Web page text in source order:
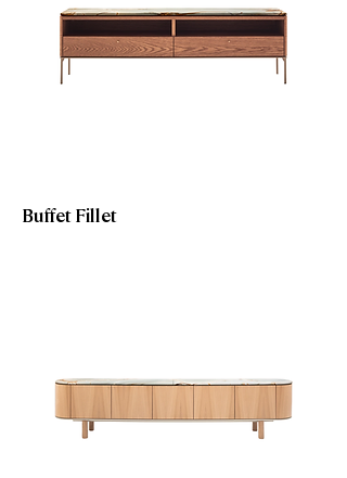
Buffet Fillet